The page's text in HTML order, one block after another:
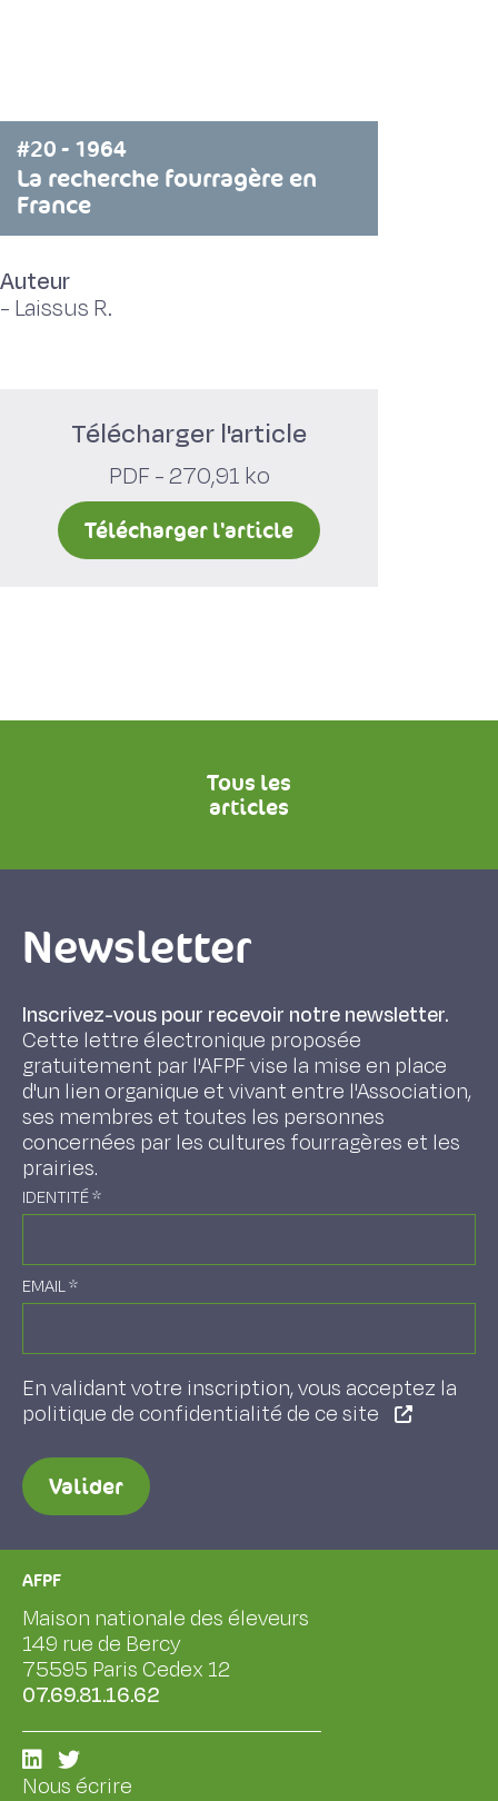
#20 - 1964
La recherche fourragère en
France
Auteur
- Laissus R.
Télécharger l'article
PDF - 270,91 ko
Télécharger l'article
Tous les
articles
Newsletter
Inscrivez-vous pour recevoir notre newsletter.
Cette lettre électronique proposée
gratuitement par l'AFPF vise la mise en place
d'un lien organique et vivant entre l'Association,
ses membres et toutes les personnes
concernées par les cultures fourragères et les
prairies.
IDENTITÉ*
EMAIL*
En validant votre inscription, vous acceptez la
politique de confidentialité de ce site
Valider
AFPF
Maison nationale des éleveurs
149 rue de Bercy
75595 Paris Cedex 12
07.69.81.16.62
Nous écrire